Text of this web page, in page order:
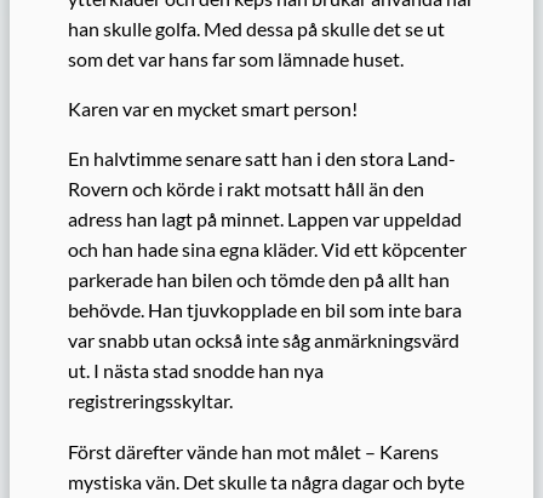
han skulle golfa. Med dessa på skulle det se ut
som det var hans far som lämnade huset.
Karen var en mycket smart person!
En halvtimme senare satt han i den stora Land-
Rovern och körde i rakt motsatt håll än den
adress han lagt på minnet. Lappen var uppeldad
och han hade sina egna kläder. Vid ett köpcenter
parkerade han bilen och tömde den på allt han
behövde. Han tjuvkopplade en bil som inte bara
var snabb utan också inte såg anmärkningsvärd
ut. I nästa stad snodde han nya
registreringsskyltar.
Först därefter vände han mot målet – Karens
mystiska vän. Det skulle ta några dagar och byte